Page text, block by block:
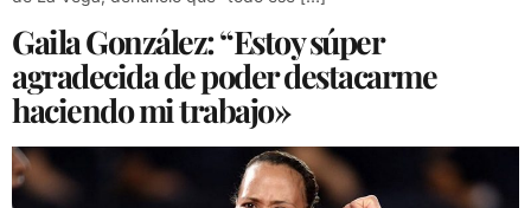
Gaila González: “Estoy súper
agradecida de poder destacarme
haciendo mi trabajo»